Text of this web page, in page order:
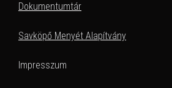
Dokumentumtár
Savköpő Menyét Alapítvány
Impresszum